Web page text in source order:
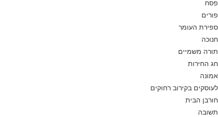
פסח
פורים
ספירת העומר
חנוכה
תורה משמיים
חג החירות
אמונה
לעוסקים בקירוב רחוקים
חורבן הבית
תשובה